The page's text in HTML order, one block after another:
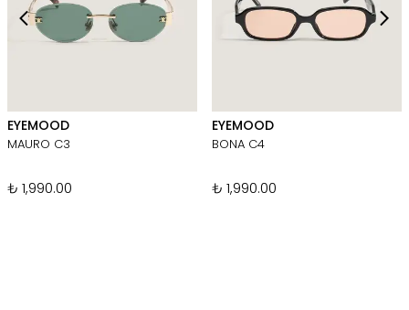
EYEMOOD
MAURO C3
₺ 1,990.00
EYEMOOD
BONA C4
₺ 1,990.00